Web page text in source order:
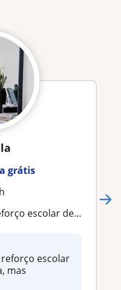
grátis
principalmente a Biologia e Ciências gerais
escolar
mas